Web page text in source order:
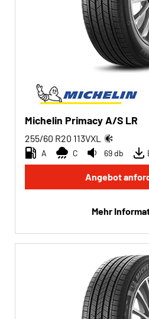
Michelin Primacy A/S LR
255/60 R20 113VXL
A C 69 db
Angebot
Mehr